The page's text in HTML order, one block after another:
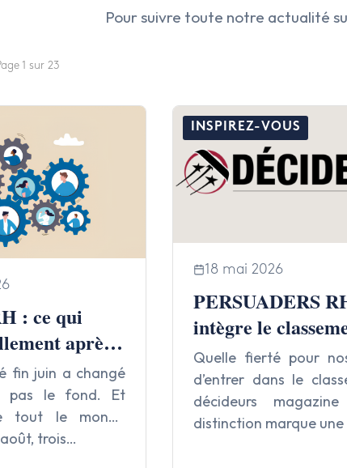
Pour suivre toute notre actualité
1 sur 23
: ce qui
après
2 août 2026
fin juin a changé
pas le fond. Et
tout le monde
trois…
INSPIREZ-VOUS
18 mai 2026
PERSUADERS
intègre le
Décideurs 2026
meilleurs
Quelle fierté pour
d’entrer dans le
décideurs
distinction marque